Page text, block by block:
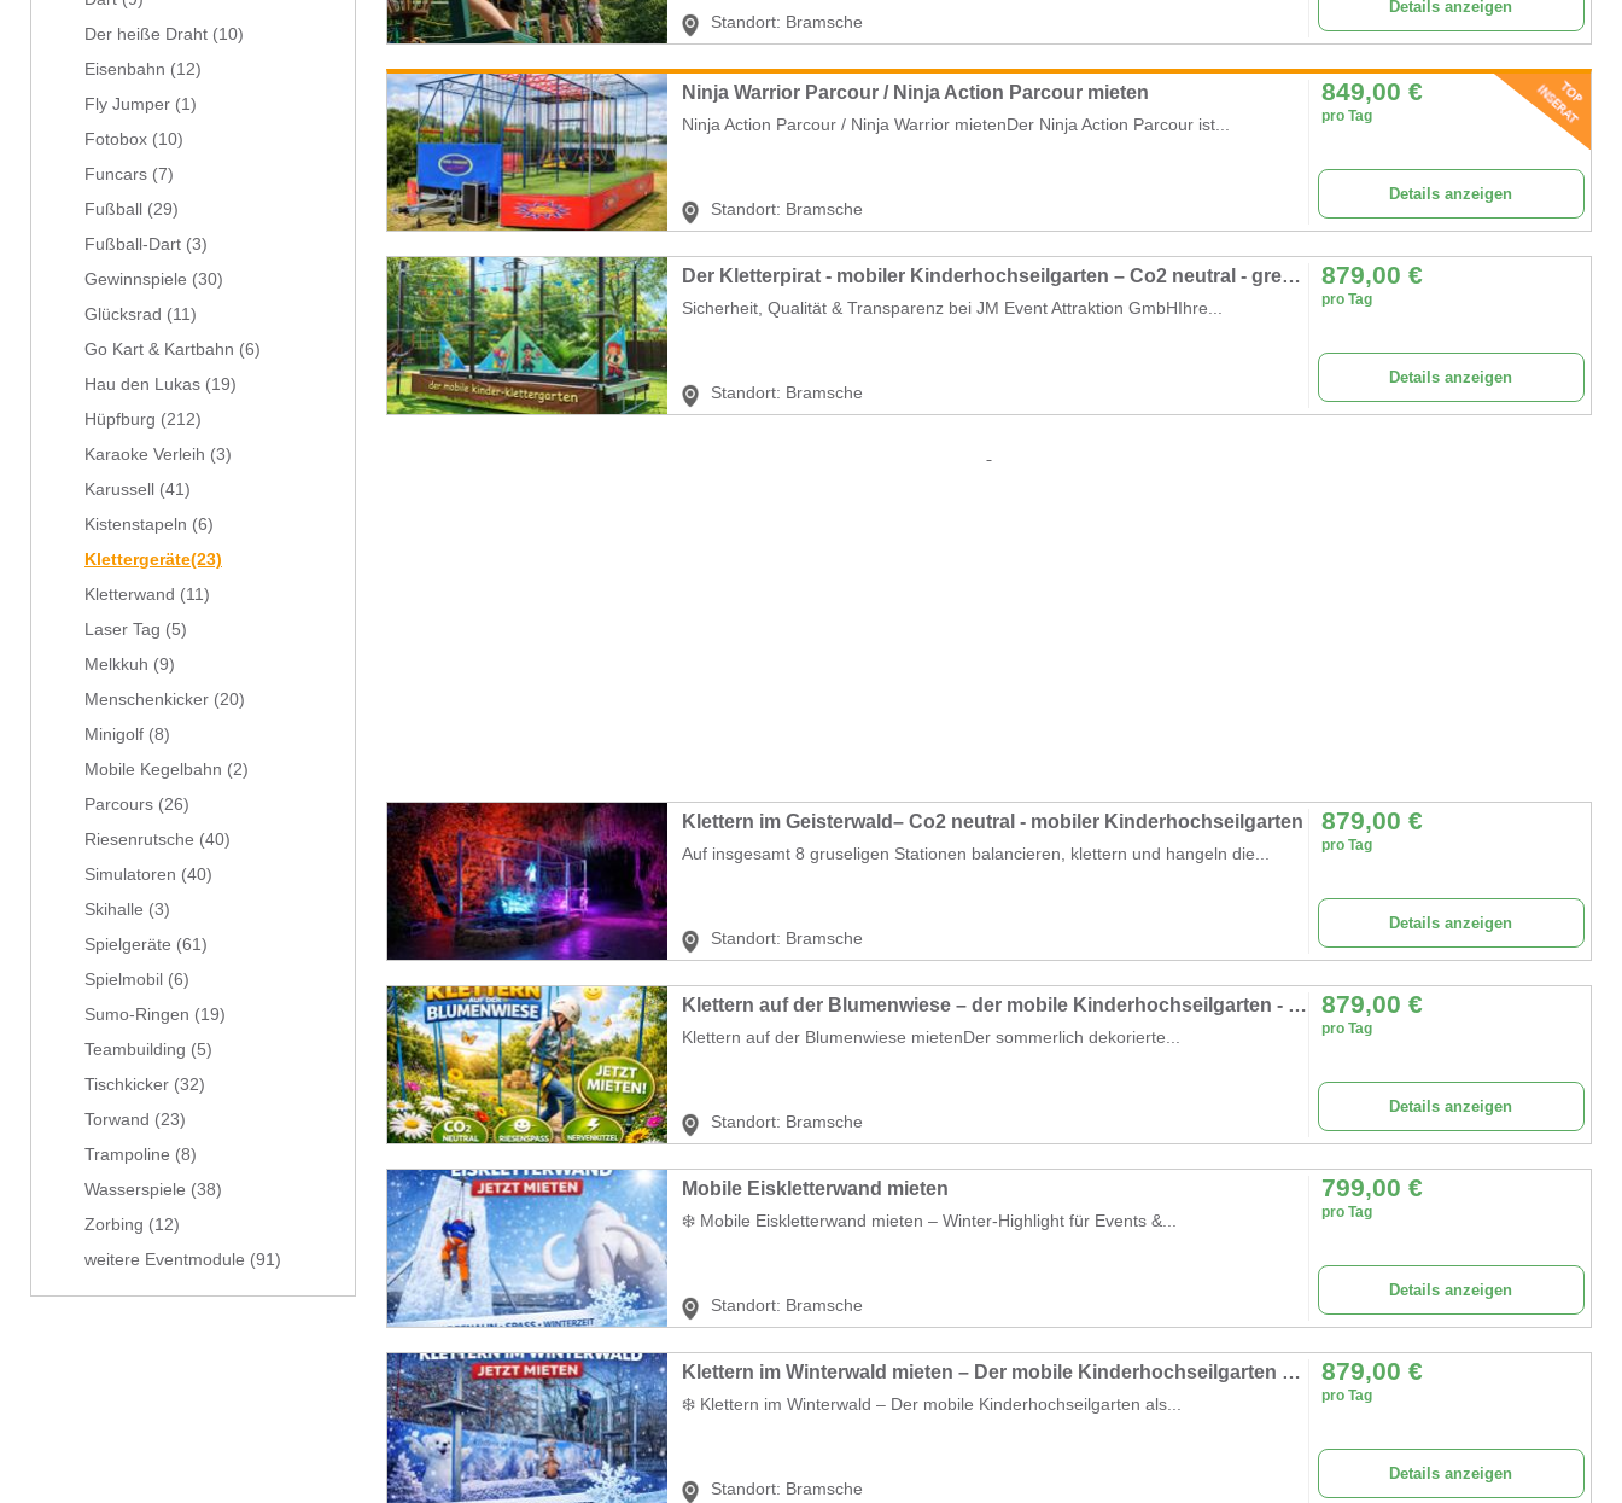
Der heiße Draht (10)
Eisenbahn (12)
Fly Jumper (1)
Fotobox (10)
Funcars (7)
Fußball
(29)
Fußball-Dart (3)
Gewinnspiele (30)
Glücksrad (11)
Go Kart & Kartbahn (6)
Hau den Lukas (19)
Hüpfburg (212)
Karaoke Verleih (3)
Karussell
(41)
Kistenstapeln (6)
Klettergeräte(23)
Kletterwand (11)
Laser Tag (5)
Melkkuh (9)
Menschenkicker (20)
Minigolf (8)
Mobile Kegelbahn (2)
Parcours (26)
Riesenrutsche (40)
Simulatoren (40)
Skihalle (3)
Spielgeräte (61)
Spielmobil (6)
Sumo-Ringen (19)
Teambuilding (5)
Tischkicker (32)
Torwand (23)
Trampoline (8)
Wasserspiele (38)
Zorbing (12)
weitere Eventmodule (91)
Standort: Bramsche
Details anzeigen
Ninja Warrior Parcour / Ninja Action Parcour mieten
Ninja Action Parcour / Ninja Warrior mietenDer Ninja Action Parcour ist...
Standort: Bramsche
849,00 €
pro Tag
Details anzeigen
Der Kletterpirat - mobiler Kinderhochseilgarten – Co2 neutral - green event modul
Sicherheit, Qualität & Transparenz bei JM Event Attraktion GmbHIhre...
Standort: Bramsche
879,00 €
pro Tag
Details anzeigen
Klettern im Geisterwald– Co2 neutral - mobiler Kinderhochseilgarten
Auf insgesamt 8 gruseligen Stationen balancieren, klettern und hangeln die...
Standort: Bramsche
879,00 €
pro Tag
Details anzeigen
Klettern auf der Blumenwiese – der mobile Kinderhochseilgarten - Frühlingserwachen - Gartenschaus
Klettern auf der Blumenwiese mietenDer sommerlich dekorierte...
Standort: Bramsche
879,00 €
pro Tag
Details anzeigen
Mobile Eiskletterwand mieten
❄️ Mobile Eiskletterwand mieten – Winter-Highlight für Events &...
Standort: Bramsche
799,00 €
pro Tag
Details anzeigen
Klettern im Winterwald mieten – Der mobile Kinderhochseilgarten als Winter-Attraktion
❄️ Klettern im Winterwald – Der mobile Kinderhochseilgarten als...
Standort: Bramsche
879,00 €
pro Tag
Details anzeigen